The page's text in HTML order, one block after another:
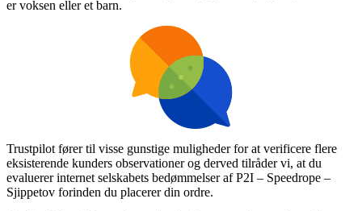
er voksen eller et barn.
Trustpilot fører til visse gunstige muligheder for at verificere flere
eksisterende kunders observationer og derved tilråder vi, at du
evaluerer internet selskabets bedømmelser af P2I – Speedrope –
Sjippetov forinden du placerer din ordre.